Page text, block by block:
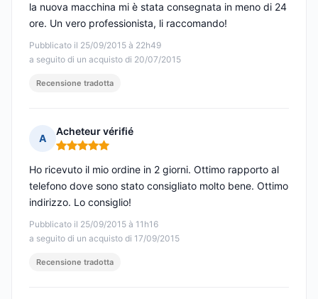
Pubblicato il 25/09/2015 à 22h49
a seguito di un acquisto di 20/07/2015
la nuova macchina mi è stata consegnata in meno di 24
ore. Un vero professionista, li raccomando!
Recensione tradotta
A
Acheteur vérifié
Nota: 5 su 5
Pubblicato il 25/09/2015 à 11h16
a seguito di un acquisto di 17/09/2015
Ho ricevuto il mio ordine in 2 giorni. Ottimo rapporto al
telefono dove sono stato consigliato molto bene. Ottimo
indirizzo. Lo consiglio!
Recensione tradotta